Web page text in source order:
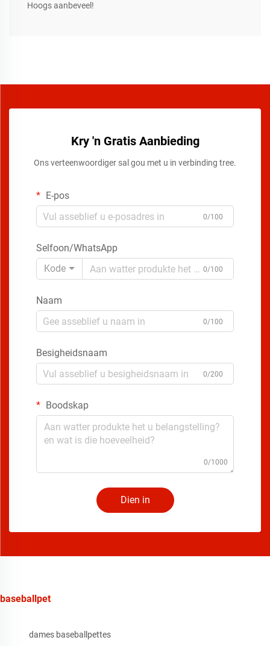
Hoogs aanbeveel!
Kry 'n Gratis Aanbieding
Ons verteenwoordiger sal gou met u in verbinding tree.
E-pos
0/100
Selfoon/WhatsApp
Kode
0/100
Naam
0/100
Besigheidsnaam
0/200
Boodskap
0/1000
Dien in
baseballpet
dames baseballpettes